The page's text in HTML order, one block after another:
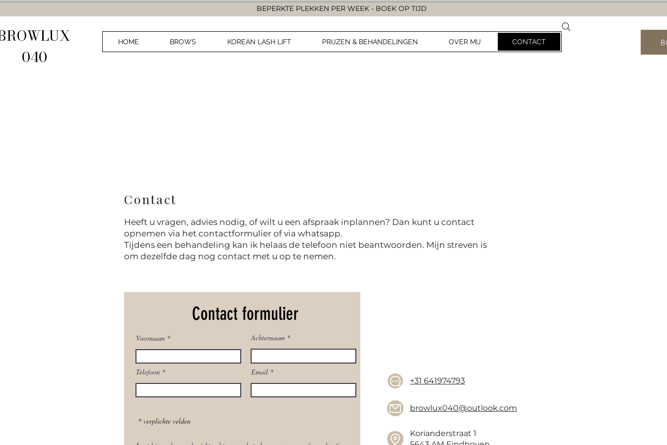
BEPERKTE PLEKKEN PER WEEK - BOEK OP TIJD
HOME BROWS KOREAN LASH LIFT PRIJZEN & BEHANDELINGEN OVER MIJ CONTACT
Contact
Heeft u vragen, advies nodig, of wilt u een afspraak inplannen? Dan kunt u contact
opnemen via het contactformulier of via whatsapp.
Tijdens een behandeling kan ik helaas de telefoon niet beantwoorden. Mijn streven is
om dezelfde dag nog contact met u op te nemen.
Contact formulier
Voornaam
Telefoon
Achternaam
Email
* verplichte velden
+31 641974793
browlux040@outlook.com
Korianderstraat 1